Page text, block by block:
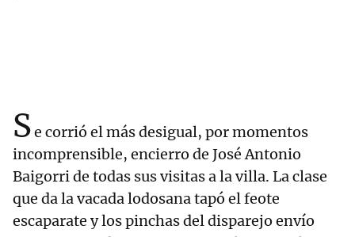
Se corrió el más desigual, por momentos
incomprensible, encierro de José Antonio
Baigorri de todas sus visitas a la villa. La clase
que da la vacada lodosana tapó el feote
escaparate y los pinchas del disparejo envío